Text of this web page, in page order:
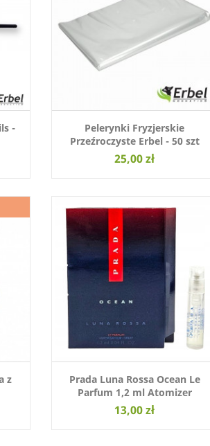
-
Pelerynki Fryzjerskie
Przeźroczyste Erbel - 50 szt
25,00 zł
z
Prada Luna Rossa Ocean Le
Parfum 1,2 ml Atomizer
13,00 zł